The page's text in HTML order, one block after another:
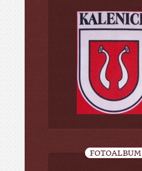
FOTOALBUM